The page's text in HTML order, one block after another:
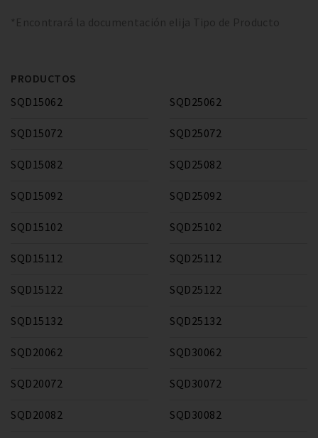
*Encontrará la documentación elija Tipo de Producto
PRODUCTOS
SQD15062
SQD15072
SQD15082
SQD15092
SQD15102
SQD15112
SQD15122
SQD15132
SQD20062
SQD20072
SQD20082
SQD25062
SQD25072
SQD25082
SQD25092
SQD25102
SQD25112
SQD25122
SQD25132
SQD30062
SQD30072
SQD30082